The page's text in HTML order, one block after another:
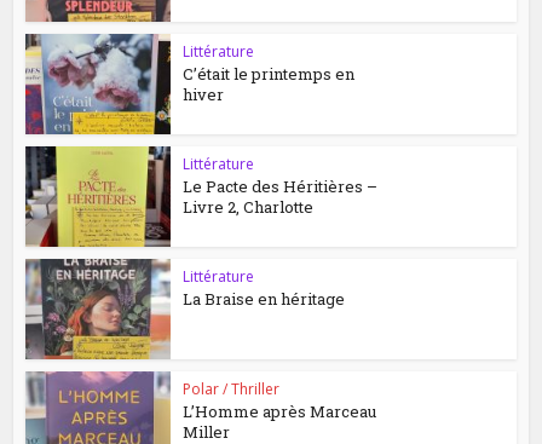
Littérature
C’était le printemps en
hiver
Littérature
Le Pacte des Héritières –
Livre 2, Charlotte
Littérature
La Braise en héritage
Polar / Thriller
L’Homme après Marceau
Miller